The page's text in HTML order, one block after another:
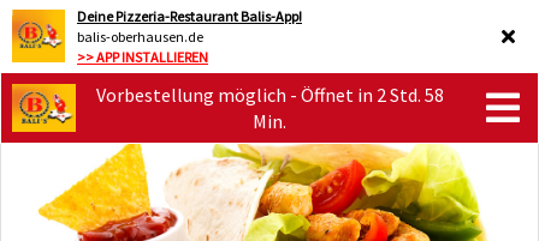
Deine Pizzeria-Restaurant Balis-App!
balis-oberhausen.de
>> APP INSTALLIEREN
Vorbestellung möglich - Öffnet in 2 Std. 58
Min.